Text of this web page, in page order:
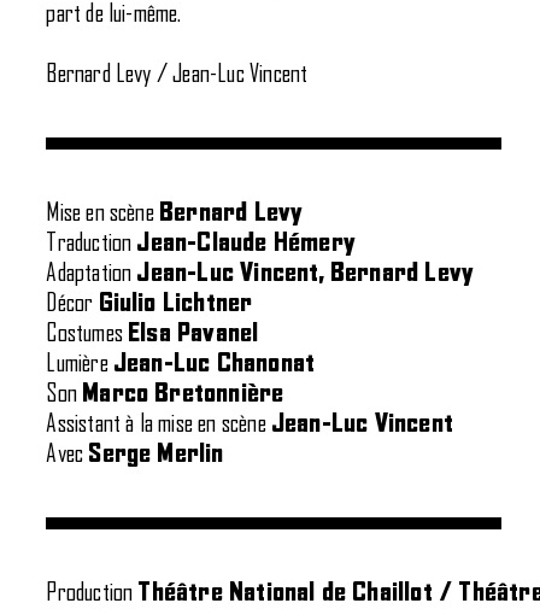
part de lui-même.
Bernard Levy / Jean-Luc Vincent
Mise en scène Bernard Levy
Traduction Jean-Claude Hémery
­Adaptation Jean-Luc Vincent, Bernard Levy
Décor Giulio Lichtner
Costumes Elsa Pavanel
Lumière Jean-Luc Chanonat
Son Marco Bretonnière
Assistant à la mise en scène Jean-Luc Vincent
Avec Serge Merlin
Production Théâtre National de Chaillot /